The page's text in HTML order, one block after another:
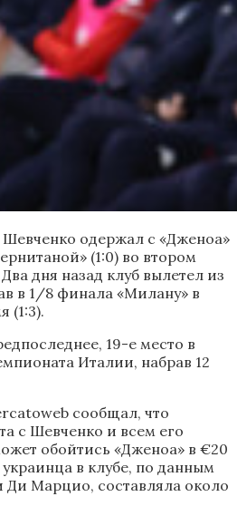
одержал с «Дженоа»
(1:0) во втором
дня назад клуб вылетел из
в 1/8 финала «Милану» в
(1:3).
19-е место в
Италии, набрав 12
сообщал, что
с Шевченко и всем его
обойтись «Дженоа» в €20
в клубе, по данным
Ди Марцио, составляла около